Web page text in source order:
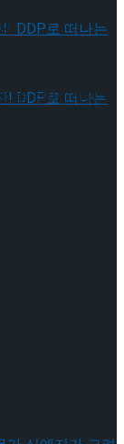
잔! DDP로 떠
렇지? 하는 데
며 “다른 멘티
좀 섞어! 라고 말
다고
자랑이시라고
때까지 펜을
트렸다.